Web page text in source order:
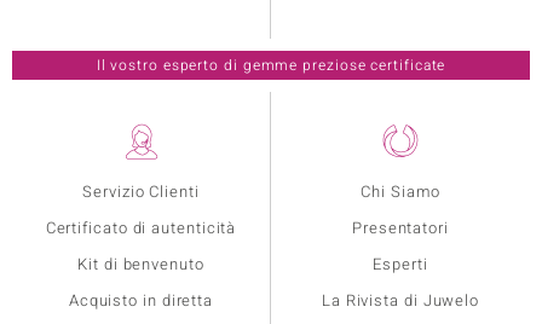
Servizio Clienti
Certificato di autenticità
Kit di benvenuto
Acquisto in diretta
Chi Siamo
Presentatori
Esperti
La Rivista di Juwelo
Il vostro esperto di gemme preziose certificate